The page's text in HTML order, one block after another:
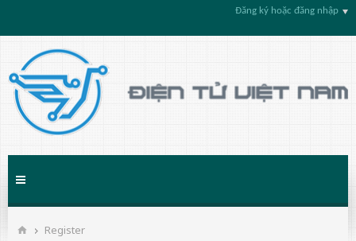
Đăng ký hoặc đăng nhập
Register